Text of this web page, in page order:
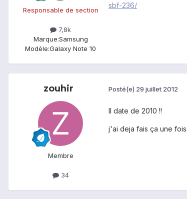
Responsable de section
7,8k
Marque:Samsung
Modèle:Galaxy Note 10
sbf-236/
zouhir
Membre
34
Posté(e) 29 juillet 2012
Il date de 2010 !!
j'ai deja fais ça une